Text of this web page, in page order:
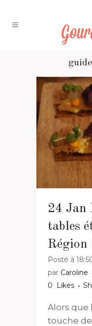
24 Jan
tables
Région
Posté à
par Caroline
0
Likes
Alors que
touche